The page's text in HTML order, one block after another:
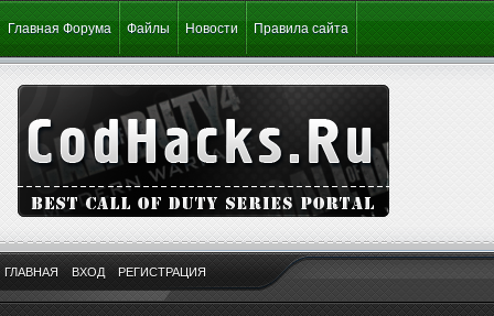
Главная Форума Файлы Новости Правила сайта
ГЛАВНАЯ ВХОД РЕГИСТРАЦИЯ